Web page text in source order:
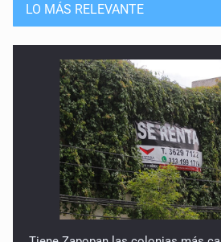
Las binarias de Struve
El cielo de Atenguillo
17 de Marzo de 2026
IAU-NAEC México
2 de Marzo de 2026
Rético y el De revolutionibvs
LO MÁS RELEVANTE